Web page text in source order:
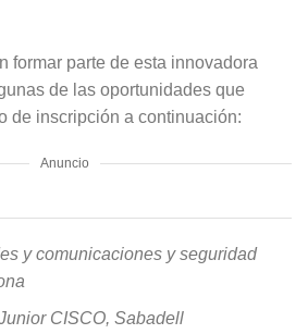
formar parte de esta innovadora
de las oportunidades que
de inscripción a continuación:
Anuncio
y comunicaciones y seguridad
CISCO, Sabadell